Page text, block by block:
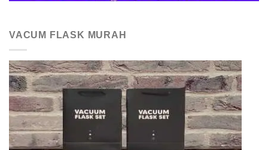
VACUM FLASK MURAH